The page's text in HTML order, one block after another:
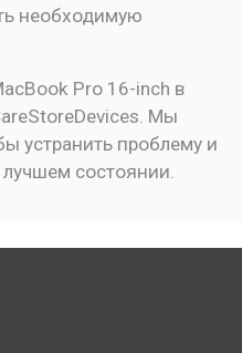
необходимую
Pro 16-inch в
Мы
устранить проблему и
состоянии.